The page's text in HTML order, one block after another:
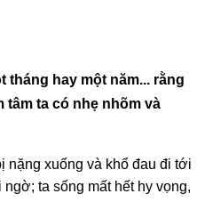
tháng hay một năm... rằng
tâm ta có nhẹ nhõm và
nặng xuống và khổ đau đi tới
ta sống mất hết hy vọng,